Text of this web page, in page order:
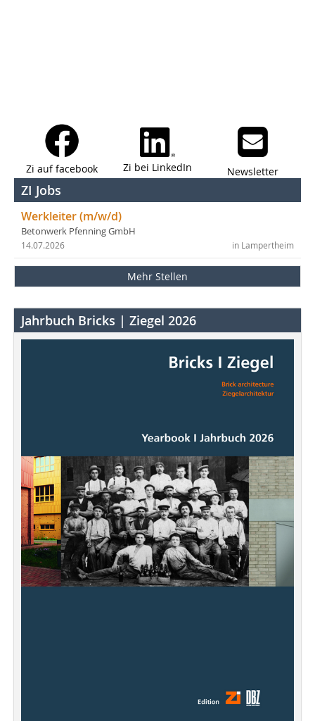
Zi auf facebook Zi bei LinkedIn Newsletter
ZI Jobs
Werkleiter (m/w/d)
Betonwerk Pfenning GmbH
in Lampertheim
14.07.2026
Mehr Stellen
Jahrbuch Bricks | Ziegel 2026